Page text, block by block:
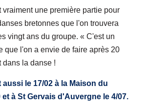
une première partie pour
bretonnes que l'on trouvera
vingt ans du groupe. « C'est un
que l'on a envie de faire après 20
dans la danse !
le 17/02 à la Maison du
à St Gervais d'Auvergne le 4/07.